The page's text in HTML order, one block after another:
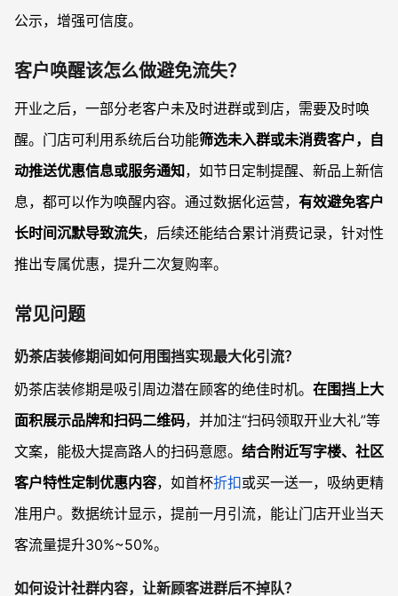
公示，增强可信度。
客户唤醒该怎么做避免流失？
开业之后，一部分老客户未及时进群或到店，需要及时唤
醒。门店可利用系统后台功能筛选未入群或未消费客户，自
动推送优惠信息或服务通知，如节日定制提醒、新品上新信
息，都可以作为唤醒内容。通过数据化运营， 有效避免客户
长时间沉默导致流失，后续还能结合累计消费记录，针对性
推出专属优惠，提升二次复购率。
常见问题
奶茶店装修期间如何用围挡实现最大化引流？
奶茶店装修期是吸引周边潜在顾客的绝佳时机。 在围挡上大
面积展示品牌和扫码二维码，并加注“扫码领取开业大礼”等
文案，能极大提高路人的扫码意愿。 结合附近写字楼、社区
客户特性定制优惠内容，如首杯折扣或买一送一，吸纳更精
准用户。数据统计显示，提前一月引流，能让门店开业当天
客流量提升30%~50%。
如何设计社群内容，让新顾客进群后不掉队？